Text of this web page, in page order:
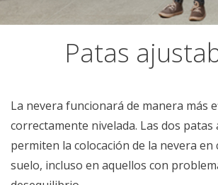
Patas
La nevera funcionará de manera más
correctamente nivelada. Las dos patas
permiten la colocación de la nevera
suelo, incluso en aquellos con